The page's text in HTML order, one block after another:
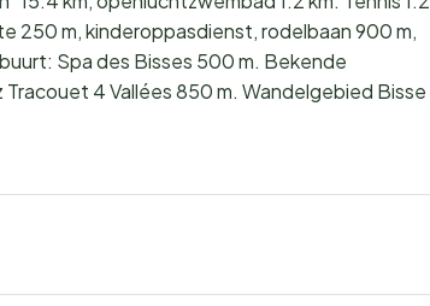
250 m, kinderoppasdienst, rodelbaan 900 m,
Spa des Bisses 500 m. Bekende
4 Vallées 850 m. Wandelgebied Bisse